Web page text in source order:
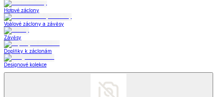
Hotové záclony
Voálové záclony a závěsy
Závěsy
Doplňky k záclonám
Designové kolekce